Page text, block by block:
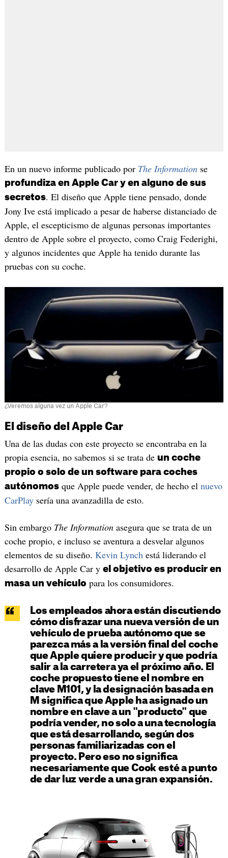
En un nuevo informe publicado por The Informationse
profundiza en Apple Car y en alguno de sus
secretos. El diseño que Apple tiene pensado, donde
Jony Ive está implicado a pesar de haberse distanciado de
Apple, el escepticismo de algunas personas importantes
dentro de Apple sobre el proyecto, como Craig Federighi,
y algunos incidentes que Apple ha tenido durante las
pruebas con su coche.
¿Veremos alguna vez un Apple Car?
El diseño del Apple Car
Una de las dudas con este proyecto se encontraba en la
propia esencia, no sabemos si se trata de un coche
propio o solo de un software para coches
autónomosque Apple puede vender, de hecho el nuevo
CarPlaysería una avanzadilla de esto.
Sin embargo The Informationasegura que se trata de un
coche propio, e incluso se aventura a desvelar algunos
elementos de su diseño. Kevin Lynchestá liderando el
desarrollo de Apple Car y el objetivo es producir en
masa un vehículo para los consumidores.
Los empleados ahora están discutiendo
cómo disfrazar una nueva versión de un
vehículo de prueba autónomo que se
parezca más a la versión final del coche
que Apple quiere producir y que podría
salir a la carretera ya el próximo año. El
coche propuesto tiene el nombre en
clave M101, y la designación basada en
M significa que Apple ha asignado un
nombre en clave a un "producto" que
podría vender, no solo a una tecnología
que está desarrollando, según dos
personas familiarizadas con el
proyecto. Pero eso no significa
necesariamente que Cook esté a punto
de dar luz verde a una gran expansión.